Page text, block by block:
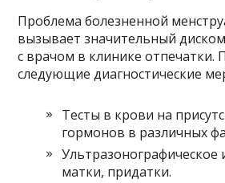
Проблема болезненной
вызывает значительный
с врачом в клинике отпечатки.
следующие диагностические
Тесты в крови на
гормонов в различных
Ультразонографическое
матки, придатки.